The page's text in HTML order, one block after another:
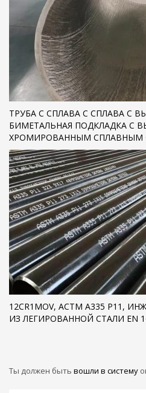
ТРУБА С СПЛАВА С СПЛАВА С
БИМЕТАЛЬНАЯ ПОДКЛАДКА С
ХРОМИРОВАННЫМ СПЛАВНЫМ
12CR1MOV, АСТМ А335 Р11,
ИЗ ЛЕГИРОВАННОЙ СТАЛИ EN
Ты должен быть вошли в систему